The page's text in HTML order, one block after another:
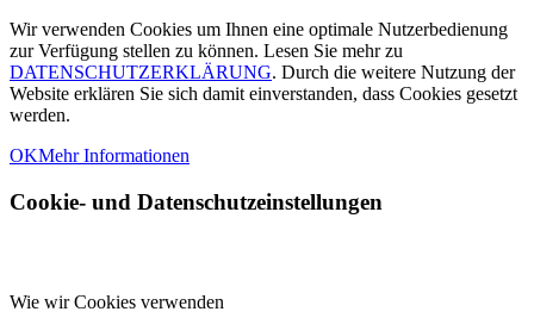
Wir verwenden Cookies um Ihnen eine optimale Nutzerbedienung
zur Verfügung stellen zu können. Lesen Sie mehr zu
DATENSCHUTZERKLÄRUNG. Durch die weitere Nutzung der
Website erklären Sie sich damit einverstanden, dass Cookies gesetzt
werden.
OKMehr Informationen
Cookie- und Datenschutzeinstellungen
Wie wir Cookies verwenden